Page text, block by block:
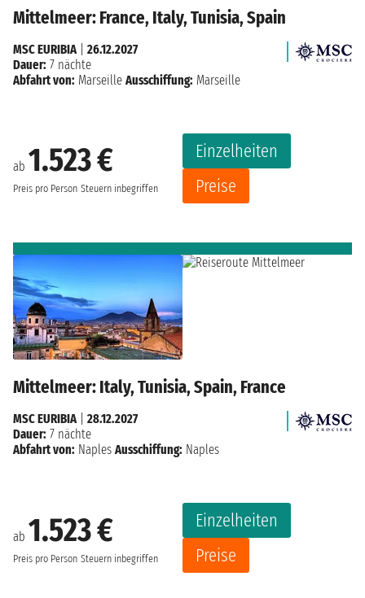
Mittelmeer: France, Italy, Tunisia, Spain
ab 1.523 €
Preis pro Person Steuern inbegriffen
Einzelheiten
Preise
MSC EURIBIA
26.12.2027
Dauer: 7 nächte
Abfahrt von: Marseille Ausschiffung: Marseille
Mittelmeer: Italy, Tunisia, Spain, France
ab 1.523 €
Preis pro Person Steuern inbegriffen
Einzelheiten
Preise
MSC EURIBIA| 28.12.2027
Dauer: 7 nächte
Abfahrt von: Naples Ausschiffung: Naples